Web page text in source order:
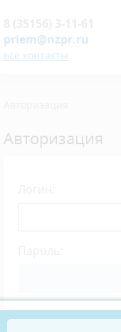
priem@nzpr.ru
все контакты
Авторизация
Запомнить